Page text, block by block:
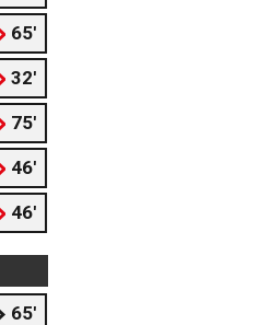
65'
32'
75'
46'
46'
65'